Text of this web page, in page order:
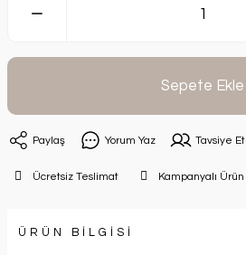
Sepete Ekle
Paylaş Yorum Yaz Tavsiye Et
Ücretsiz Teslimat Kampanyalı Ürün
ÜRÜN BİLGİSİ